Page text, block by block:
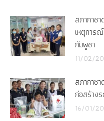
สภากาช
เหตุการ
กัมพูชา
11/02/
สภากาชา
ก่อสร้าง
16/01/